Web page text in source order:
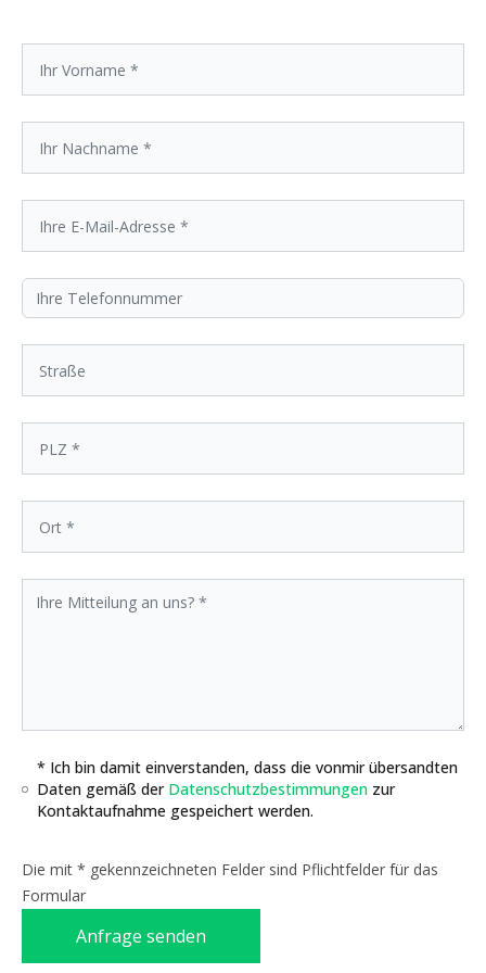
* Ich bin damit einverstanden, dass die vonmir übersandten
Daten gemäß der Datenschutzbestimmungen zur
Kontaktaufnahme gespeichert werden.
Die mit * gekennzeichneten Felder sind Pflichtfelder für das
Formular
Anfrage senden